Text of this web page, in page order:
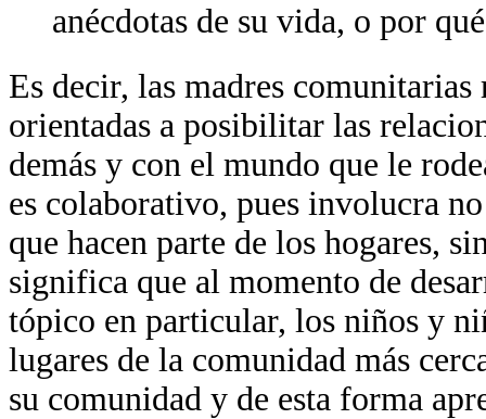
anécdotas de su vida, o por
Es decir, las madres
orientadas a posibilitar las
demás y con el mundo que le
es colaborativo, pues involucra
que hacen parte de los hogares,
significa que al momento de
tópico en particular, los niños y
lugares de la comunidad más
su comunidad y de esta forma